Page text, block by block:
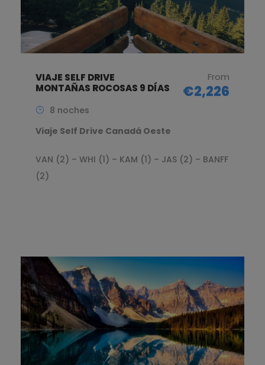
VIAJE SELF DRIVE
MONTAÑAS ROCOSAS 9 DÍAS
From
€2,226
8 noches
Viaje Self Drive Canadá Oeste
VAN (2) – WHI (1) – KAM (1) – JAS (2) – BANFF
(2)